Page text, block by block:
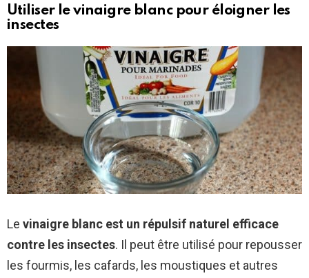
Utiliser le vinaigre blanc pour éloigner les
insectes
Le vinaigre blanc est un répulsif naturel efficace
contre les insectes. Il peut être utilisé pour repousser
les fourmis, les cafards, les moustiques et autres